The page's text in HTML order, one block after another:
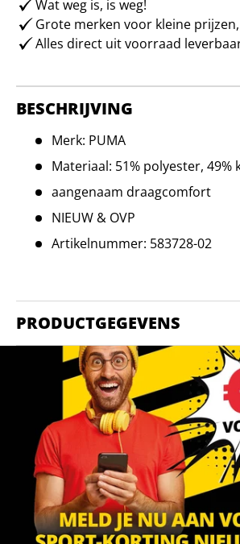
Wat weg is, is weg!
Grote merken voor kleine
Alles direct uit voorraad
BESCHRIJVING
Merk: PUMA
Materiaal: 51% polyester, 49%
aangenaam draagcomfort
NIEUW & OVP
Artikelnummer: 583728-02
PRODUCTGEGEVENS